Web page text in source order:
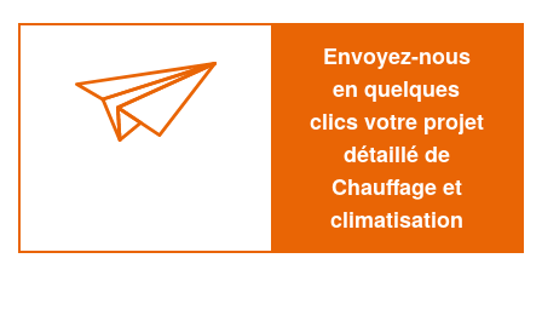
Envoyez-nous
en quelques
clics votre projet
détaillé de
Chauffage et
climatisation